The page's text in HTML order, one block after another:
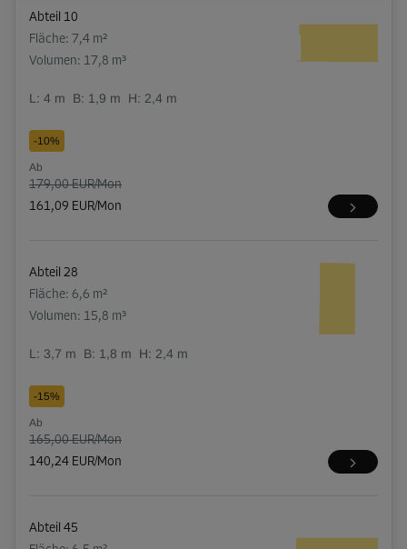
Abteil 10
Fläche: 7,4 m²
Volumen: 17,8 m³
L: 4 m B: 1,9 m H: 2,4 m
-10%
Ab
179,00 EUR/Mon
161,09 EUR/Mon
Abteil 28
Fläche: 6,6 m²
Volumen: 15,8 m³
L: 3,7 m B: 1,8 m H: 2,4 m
-15%
Ab
165,00 EUR/Mon
140,24 EUR/Mon
Abteil 45